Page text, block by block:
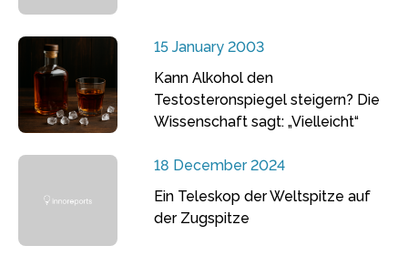
15 January 2003
Kann Alkohol den
Testosteronspiegel steigern? Die
Wissenschaft sagt: „Vielleicht“
18 December 2024
Ein Teleskop der Weltspitze auf
der Zugspitze